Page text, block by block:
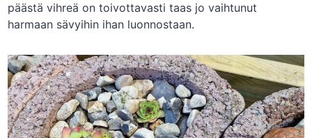
päästä vihreä on toivottavasti taas jo vaihtunut
harmaan sävyihin ihan luonnostaan.